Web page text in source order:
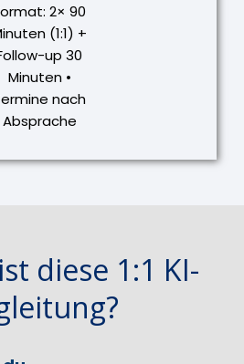
2× 90
(1:1) +
up 30
Minuten •
nach
Absprache
diese 1:1 KI-